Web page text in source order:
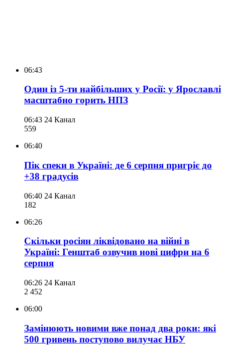
06:43
Один із 5-ти найбільших у Росії: у Ярославлі
масштабно горить НПЗ
06:43 24 Канал
559
06:40
Пік спеки в Україні: де 6 серпня пригріє до
+38 градусів
06:40 24 Канал
182
06:26
Скільки росіян ліквідовано на війні в
Україні: Генштаб озвучив нові цифри на 6
серпня
06:26 24 Канал
2 452
06:00
Замінюють новими вже понад два роки: які
500 гривень поступово вилучає НБУ